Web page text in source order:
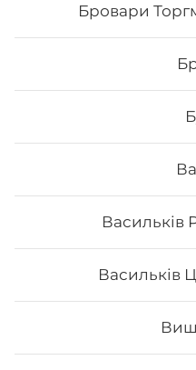
Бровари
Васильків
Васильків
Філадельфія з авокадо